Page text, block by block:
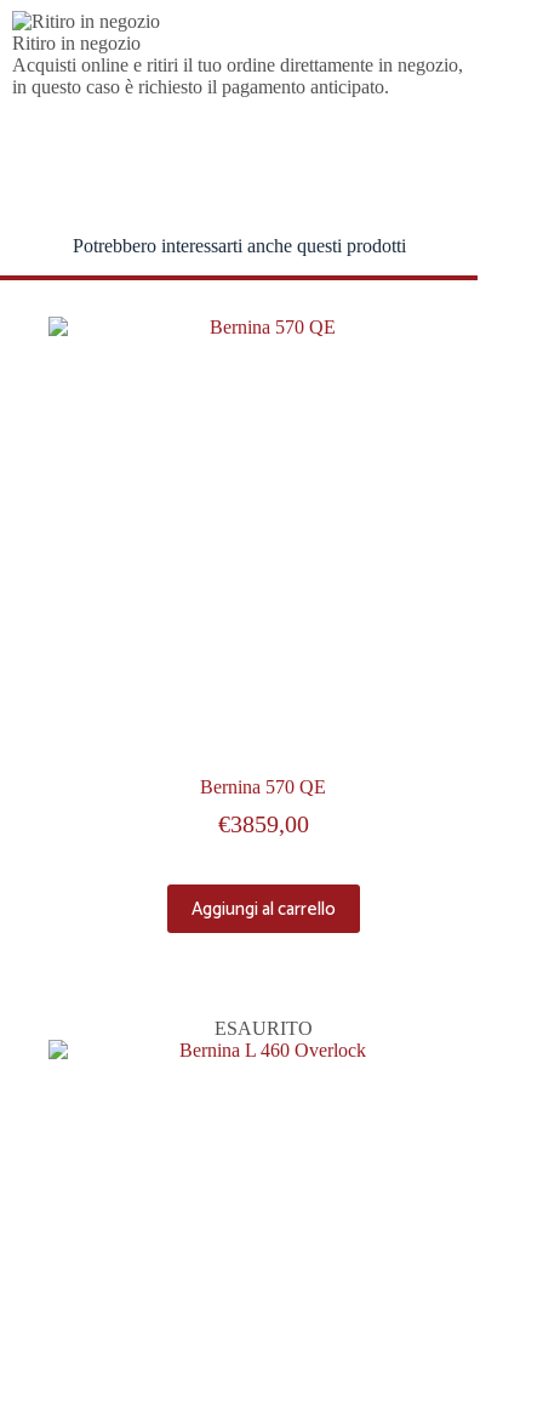
Ritiro in negozio
Acquisti online e ritiri il tuo ordine direttamente in negozio,
in questo caso è richiesto il pagamento anticipato.
Potrebbero interessarti anche questi prodotti
Bernina 570 QE
€3859,00
Aggiungi al carrello
ESAURITO